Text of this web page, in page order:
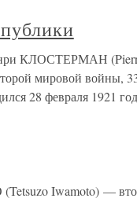
КЛОСТЕРМАН
мировой войны,
28 февраля 1921
Iwamoto) —